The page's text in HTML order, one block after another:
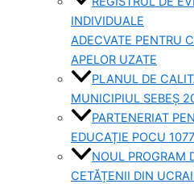
INDIVIDUALE
ADECVATE PENTRU
APELOR UZATE
PLANUL DE
MUNICIPIUL SEBEȘ
PARTENERIAT
EDUCAȚIE POCU
NOUL PROGRAM
CETĂȚENII DIN